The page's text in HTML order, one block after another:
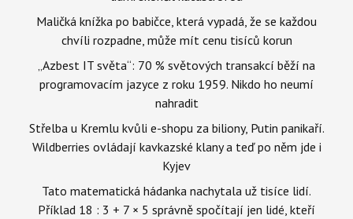
Maličká knížka po babičce, která vypadá, že se každou
chvíli rozpadne, může mít cenu tisíců korun
„Azbest IT světa“: 70 % světových transakcí běží na
programovacím jazyce z roku 1959. Nikdo ho neumí
nahradit
Střelba u Kremlu kvůli e-shopu za biliony, Putin panikaří.
Wildberries ovládají kavkazské klany a teď po něm jde i
Kyjev
Tato matematická hádanka nachytala už tisíce lidí.
Příklad 18 : 3 + 7 × 5 správně spočítají jen lidé, kteří